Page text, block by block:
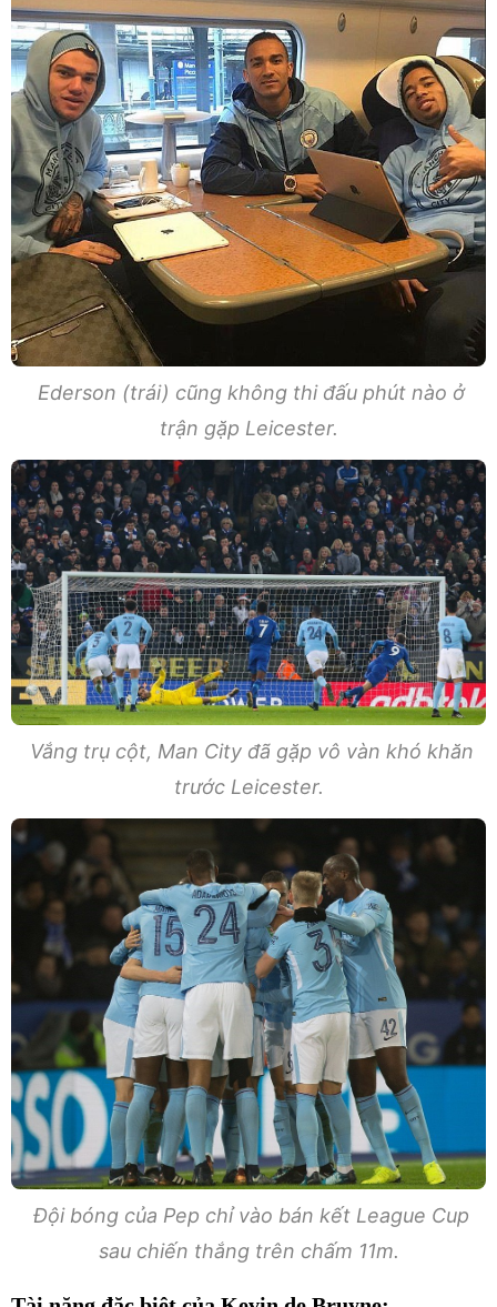
Ederson (trái) cũng không thi đấu phút nào ở
trận gặp Leicester.
Vắng trụ cột, Man City đã gặp vô vàn khó khăn
trước Leicester.
Đội bóng của Pep chỉ vào bán kết League Cup
sau chiến thắng trên chấm 11m.